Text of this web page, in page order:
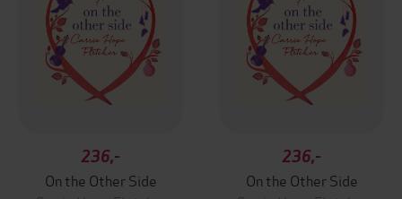
236,-
On the Other Side
236,-
On the Other Side